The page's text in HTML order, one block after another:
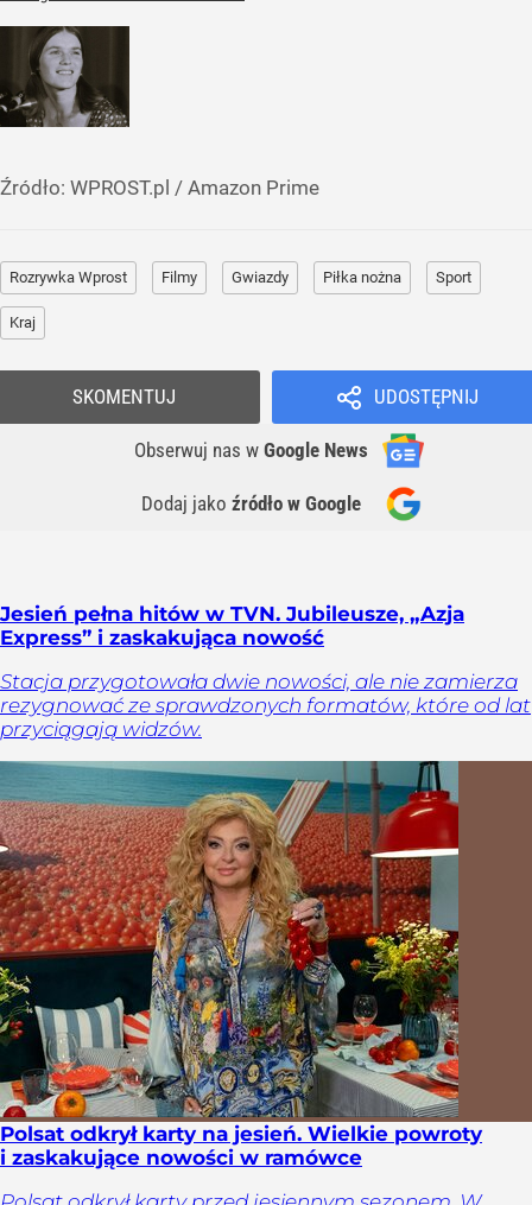
Źródło: WPROST.pl / Amazon Prime
Rozrywka Wprost Filmy Gwiazdy Piłka nożna Sport
Kraj
UDOSTĘPNIJ
Obserwuj nas w Google News
Dodaj jako źródło w Google
SKOMENTUJ
Jesień pełna hitów w TVN. Jubileusze, „Azja
Express” i zaskakująca nowość
Stacja przygotowała dwie nowości, ale nie zamierza
rezygnować ze sprawdzonych formatów, które od lat
przyciągają widzów.
Polsat odkrył karty na jesień. Wielkie powroty
i zaskakujące nowości w ramówce